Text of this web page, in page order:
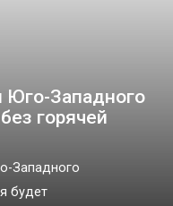
Юго-Западного
горячей
Западного
будет